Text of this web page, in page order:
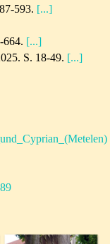
593. [...]
664. [...]
S. 18-49. [...]